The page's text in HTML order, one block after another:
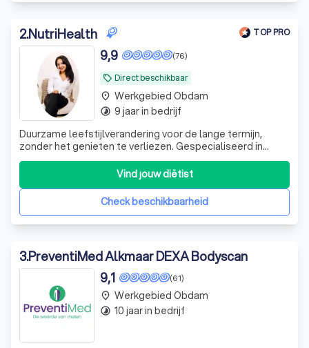
2.NutriHealth TOP PRO
local_offer Direct beschikbaar
(76)
9,9
Duurzame leefstijlverandering voor de lange termijn,
zonder het genieten te verliezen. Gespecialiseerd in
diverse voedingsvraagstukken, waaronder sportdiëtetiek.
Check beschikbaarheid
Vind jouw diëtist
place Werkgebied Obdam
timelapse 9 jaar in bedrijf
3.PreventiMed Alkmaar DEXA Bodyscan
(61)
9,1
place Werkgebied Obdam
timelapse 10 jaar in bedrijf